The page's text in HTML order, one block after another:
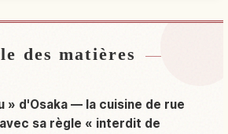
près de Shinsekai ↗
à Shinsekai↗
des matières
» d'Osaka — la cuisine de rue
sa règle « interdit de